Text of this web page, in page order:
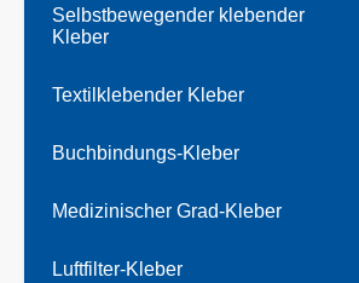
Selbstbewegender klebender
Kleber
Textilklebender Kleber
Buchbindungs-Kleber
Medizinischer Grad-Kleber
Luftfilter-Kleber